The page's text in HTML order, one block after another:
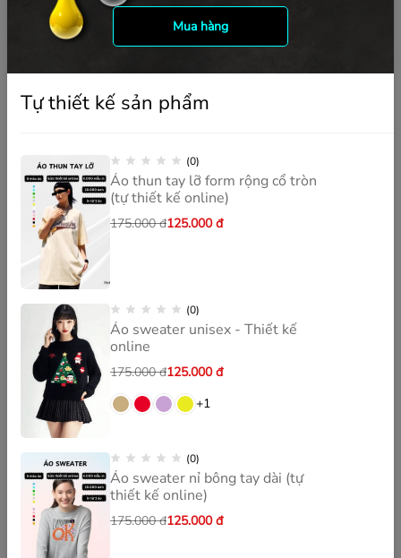
Trang thành viên
Sản phẩm và dịch vụ
Bảo mật thông tin
Điều khoản
Sơ đồ trang
Đăng nhập
Đăng ký
Thông tin
CÔNG TY TNHH HYDROS
lần đầu ngày 13/3/2020. Đăng ký thay đổi lần thứ 4 ngày
16/1/2023.
Một sản phẩm thương mại điện tử
Mua hàng
Tự thiết kế sản phẩm
(0)
Áo thun tay lỡ form rộng cổ tròn
(tự thiết kế online)
175.000đ125.000đ
(0)
Áo sweater unisex - Thiết kế
online
175.000đ125.000đ
+1
(0)
Áo sweater nỉ bông tay dài (tự
thiết kế online)
175.000đ125.000đ